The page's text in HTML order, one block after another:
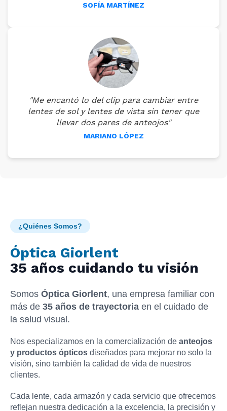
SOFÍA MARTÍNEZ
"Me encantó lo del clip para cambiar entre
lentes de sol y lentes de vista sin tener que
llevar dos pares de anteojos"
MARIANO LÓPEZ
¿Quiénes Somos?
Óptica Giorlent
35 años cuidando tu visión
Somos Óptica Giorlent, una empresa familiar con
más de 35 años de trayectoria en el cuidado de
la salud visual.
Nos especializamos en la comercialización de anteojos
y productos ópticos diseñados para mejorar no solo la
visión, sino también la calidad de vida de nuestros
clientes.
Cada lente, cada armazón y cada servicio que ofrecemos
reflejan nuestra dedicación a la excelencia, la precisión y